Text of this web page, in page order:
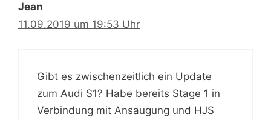
Jean
11.09.2019 um 19:53 Uhr
Gibt es zwischenzeitlich ein Update
zum Audi S1? Habe bereits Stage 1 in
Verbindung mit Ansaugung und HJS